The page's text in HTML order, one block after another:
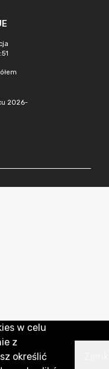
2026-
w celu
z
określić